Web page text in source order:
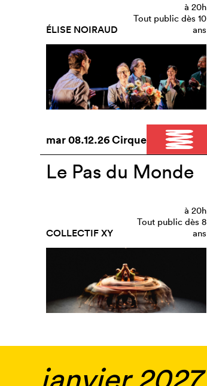
ÉLISE NOIRAUD
à 20h
Tout public dès 10
ans
mar08.12.26Cirque
Le Pas du Monde
COLLECTIF XY
à 20h
Tout public dès 8
ans
janvier 2027